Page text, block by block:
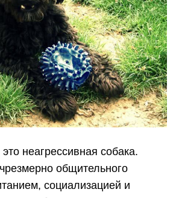
неагрессивная собака.
общительного
социализацией и